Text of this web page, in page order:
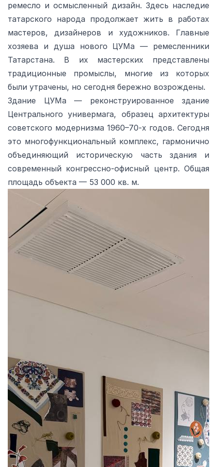
ремесло и осмысленный дизайн. Здесь наследие
татарского народа продолжает жить в работах
мастеров, дизайнеров и художников. Главные
хозяева и душа нового ЦУМа — ремесленники
Татарстана. В их мастерских представлены
традиционные промыслы, многие из которых
были утрачены, но сегодня бережно возрождены.
Здание ЦУМа — реконструированное здание
Центрального универмага, образец архитектуры
советского модернизма 1960–70‑х годов. Сегодня
это многофункциональный комплекс, гармонично
объединяющий историческую часть здания и
современный конгрессно‑офисный центр. Общая
площадь объекта — 53 000 кв. м.